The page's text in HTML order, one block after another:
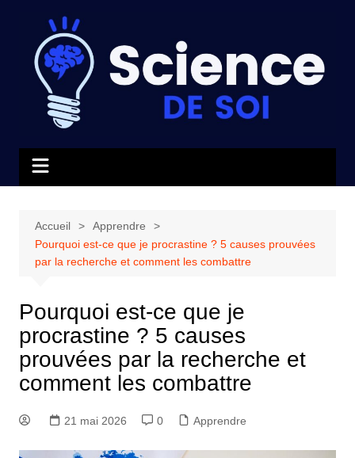
contenu
Accueil
Apprendre
Pourquoi est-ce que je procrastine ? 5 causes prouvées
par la recherche et comment les combattre
Pourquoi est-ce que je
procrastine ? 5 causes
prouvées par la recherche et
comment les combattre
21 mai 2026 0 Apprendre